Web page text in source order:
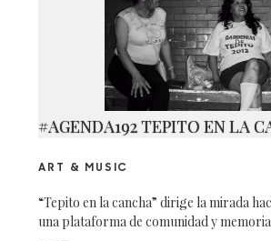
#AGENDA192 TEPITO EN LA
ART & MUSIC
“Tepito en la cancha” dirige la mirada
una plataforma de comunidad y